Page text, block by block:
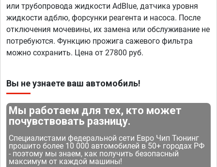
или трубопровода жидкости AdBlue, датчика уровня
жидкости адблю, форсунки реагента и насоса. После
отключения мочевины, их замена или обслуживание не
потребуются. Функцию прожига сажевого фильтра
можно сохранить. Цена от 27800 руб.
Вы не узнаете ваш автомобиль!
Мы работаем для тех, кто может
почувствовать разницу.
Специалистами федеральной сети Евро Чип Тюнинг
прошито более 10 000 автомобилей в 50+ городах РФ
- поэтому мы знаем, как получить безопасный
максимум от каждой машины!